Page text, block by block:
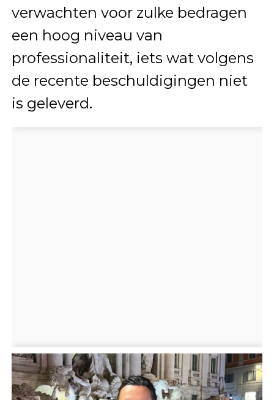
verwachten voor zulke bedragen
een hoog niveau van
professionaliteit, iets wat volgens
de recente beschuldigingen niet
is geleverd.